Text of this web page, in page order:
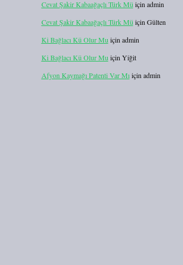
Cevat Şakir Kabaağaçlı Türk Mü için admin
Cevat Şakir Kabaağaçlı Türk Mü için Gülten
Ki Bağlacı Kü Olur Mu için admin
Ki Bağlacı Kü Olur Mu için Yiğit
Afyon Kaymağı Patenti Var Mıiçin admin